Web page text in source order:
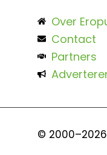
Over
Contact
Partners
©